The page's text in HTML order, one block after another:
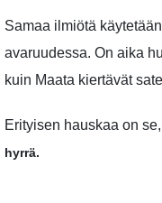
Samaa ilmiötä
avaruudessa. On aika
kuin Maata kiertävät
Erityisen hauskaa on
hyrrä.